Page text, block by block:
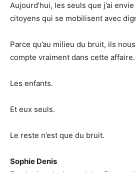
Aujourd’hui, les seuls que j’ai
citoyens qui se mobilisent avec
Parce qu’au milieu du bruit, ils
compte vraiment dans cette affaire.
Les enfants.
Et eux seuls.
Le reste n’est que du bruit.
Sophie Denis